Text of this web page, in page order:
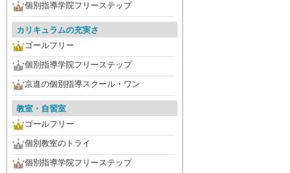
個別指導学院フリーステップ
カリキュラムの充実さ
ゴールフリー
個別指導学院フリーステップ
京進の個別指導スクール・ワン
教室・自習室
ゴールフリー
個別教室のトライ
個別指導学院フリーステップ